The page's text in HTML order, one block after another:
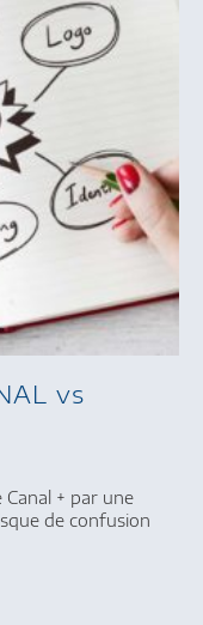
vs
+ par une
de confusion